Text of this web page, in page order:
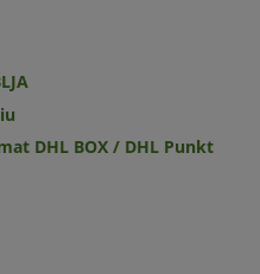
DHL BOX / DHL Punkt